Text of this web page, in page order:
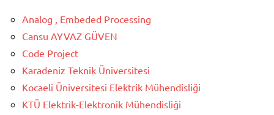
Analog , Embeded Processing
Cansu AYVAZ GÜVEN
Code Project
Karadeniz Teknik Üniversitesi
Kocaeli Üniversitesi Elektrik Mühendisliği
KTÜ Elektrik-Elektronik Mühendisliği